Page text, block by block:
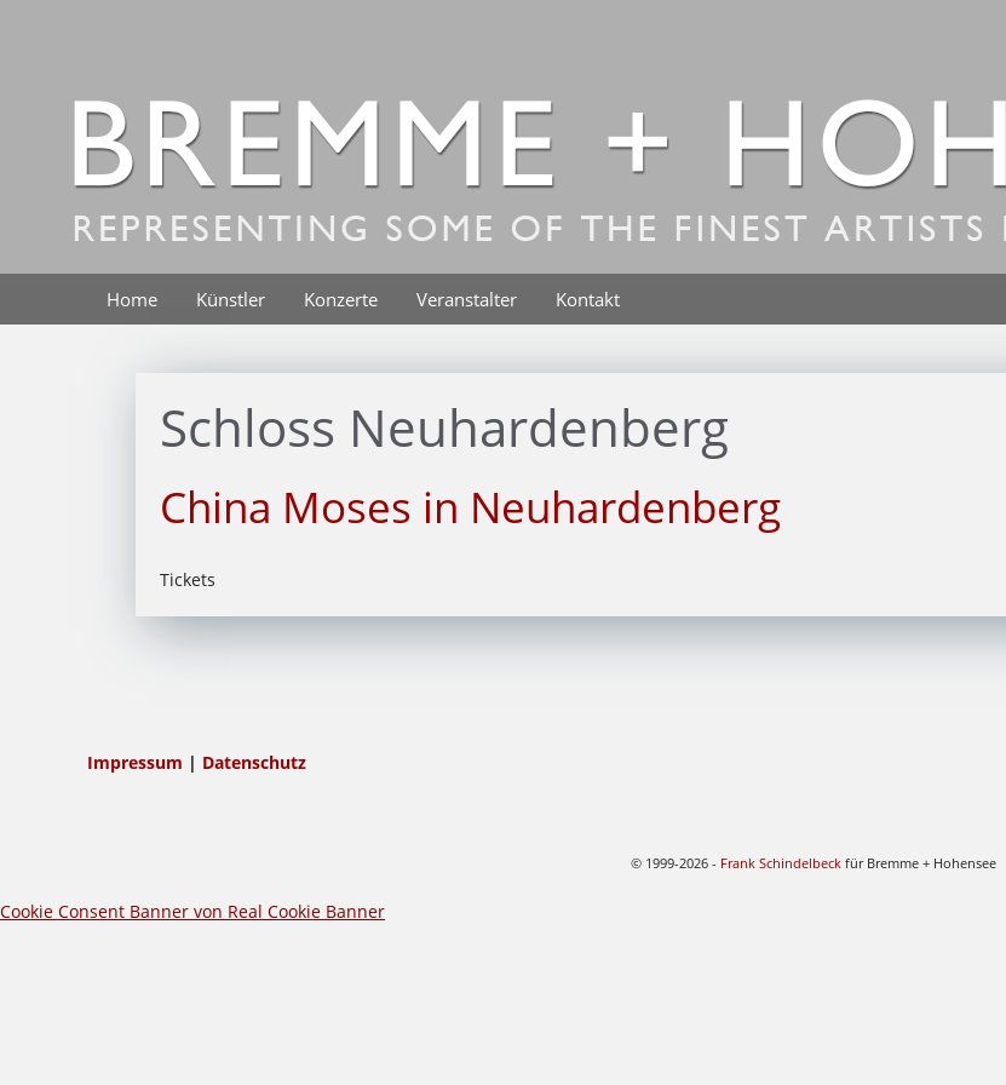
Home Künstler Konzerte Veranstalter Kontakt
Schloss Neuhardenberg
China Moses in Neuhardenberg
Tickets
Impressum | Datenschutz
© 1999-2026 - Frank Schindelbeck für Bremme + Hohensee
Cookie Consent Banner von Real Cookie Banner